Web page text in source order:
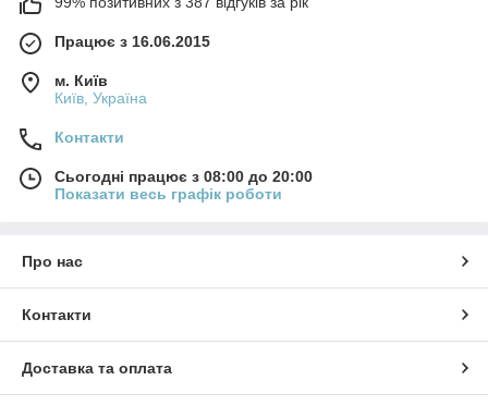
Працює з 16.06.2015
м. Київ
Київ, Україна
Контакти
Сьогодні працює з 08:00 до 20:00
Показати весь графік роботи
Про нас
Контакти
Доставка та оплата